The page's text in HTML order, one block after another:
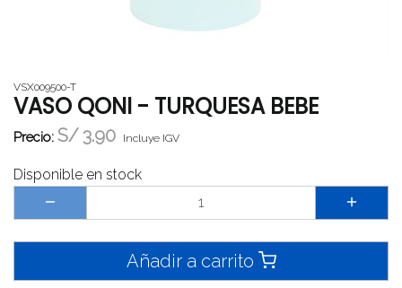
VSX009500-T
VASO QONI - TURQUESA BEBE
Precio: S/ 3.90 Incluye IGV
Disponible en stock
Añadir a carrito